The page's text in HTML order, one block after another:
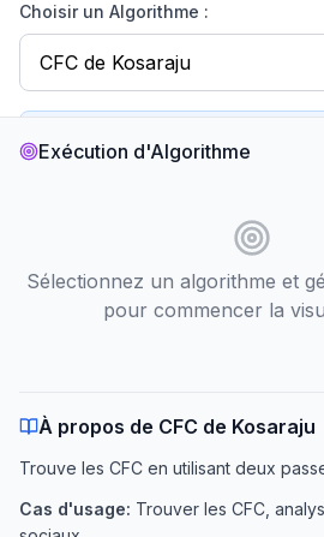
Choisir un Algorithme :
CFC de Kosaraju
Cas d'usage:Trouver les CFC, analyse
Lecture automatique Afficher la
Générer les Étapes de
Exécution d'Algorithme
Sélectionnez un algorithme et
pour commencer la
À propos de CFC de Kosaraju
Trouve les CFC en utilisant deux
Cas d'usage: Trouver les CFC,